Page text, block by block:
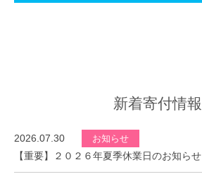
新着寄付情報
2026.07.30 お知らせ
【重要】２０２６年夏季休業日のお知らせ